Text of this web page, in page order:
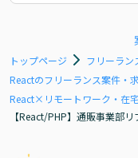
トップページ
フリーラン
Reactのフリーランス案件・
React×リモートワーク・在
【React/PHP】通販事業部